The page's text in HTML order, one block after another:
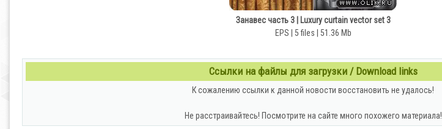
Занавес часть 3 | Luxury curtain vector set 3
EPS | 5 files | 51.36 Mb
Ссылки на файлы для загрузки / Download links
К сожалению ссылки к данной новости восстановить не удалось!
Не расстраивайтесь! Посмотрите на сайте много похожего материала!